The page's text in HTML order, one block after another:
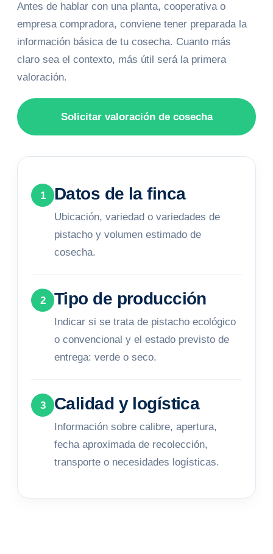
Antes de hablar con una planta, cooperativa o
empresa compradora, conviene tener preparada la
información básica de tu cosecha. Cuanto más
claro sea el contexto, más útil será la primera
valoración.
Solicitar valoración de cosecha
1 Datos de la finca
Ubicación, variedad o variedades de
pistacho y volumen estimado de
cosecha.
2 Tipo de producción
Indicar si se trata de pistacho ecológico
o convencional y el estado previsto de
entrega: verde o seco.
3 Calidad y logística
Información sobre calibre, apertura,
fecha aproximada de recolección,
transporte o necesidades logísticas.